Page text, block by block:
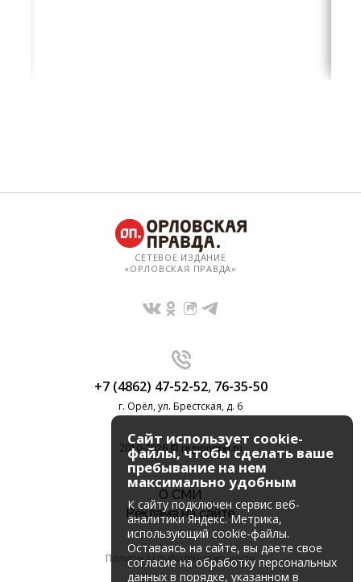
СЕТЕВОЕ ИЗДАНИЕ
«ОРЛОВСКАЯ ПРАВДА»
+7 (4862) 47-52-52, 76-35-50
г. Орёл, ул. Брестская, д. 6
2010-2026 © regionorel.ru
О СМИ
Реклама на сайте
Политика конфиденциальности
Сайт использует cookie-
файлы, чтобы сделать ваше
пребывание на нем
максимально удобным
К cайту подключен сервис веб-
аналитики Яндекс. Метрика,
использующий cookie-файлы.
Оставаясь на сайте, вы даете свое
согласие на обработку персональных
данных в порядке, указанном в